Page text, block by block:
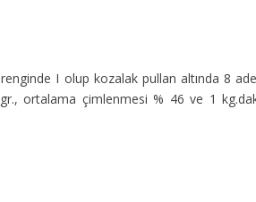
I olup kozalak pullan altında 8
ortalama çimlenmesi % 46 ve 1